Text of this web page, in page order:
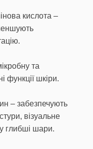
кислота –
та
функції шкіри.
– забезпечують
візуальне
глибші шари.